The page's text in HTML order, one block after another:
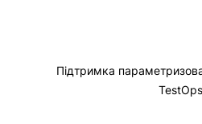
Підтримка
TestOps